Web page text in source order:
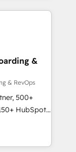
&
& RevOps
500+
HubSpot
team ★
★ AI-
★